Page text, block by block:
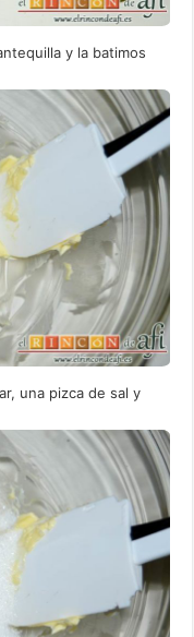
y la batimos
una pizca de sal y